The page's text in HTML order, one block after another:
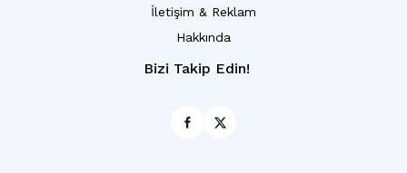
İletişim & Reklam
Hakkında
Bizi Takip Edin!